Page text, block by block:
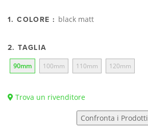
1. COLORE : black matt
2. TAGLIA
90mm 100mm 110mm 120mm
Trova un rivenditore
Confronta i Prodotti